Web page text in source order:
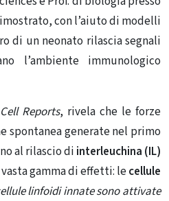
con l’aiuto di modelli
di un neonato rilascia segnali
l’ambiente immunologico
Cell Reports, rivela che le forze
spontanea generate nel primo
al rilascio di interleuchina (IL)
gamma di effetti: lecellule
linfoidi innate sono attivate